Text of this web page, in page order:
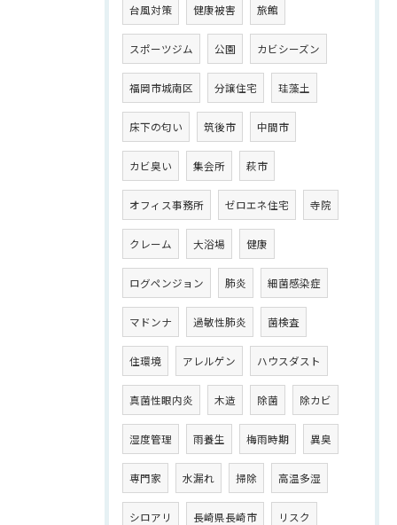
台風対策 健康被害 旅館
スポーツジム 公園 カビシーズン
福岡市城南区 分譲住宅 珪藻土
床下の匂い 筑後市 中間市
カビ臭い 集会所 萩市
オフィス事務所 ゼロエネ住宅 寺院
クレーム 大浴場 健康
ログペンジョン 肺炎 細菌感染症
マドンナ 過敏性肺炎 菌検査
住環境 アレルゲン ハウスダスト
真菌性眼内炎 木造 除菌 除カビ
湿度管理 雨養生 梅雨時期 異臭
専門家 水漏れ 掃除 高温多湿
シロアリ 長崎県長崎市 リスク